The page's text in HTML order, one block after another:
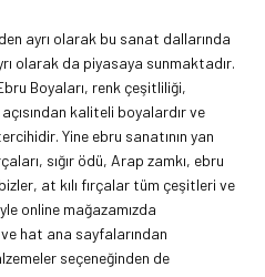
ayrı olarak bu sanat dallarında
olarak da piyasaya sunmaktadır.
Boyaları, renk çeşitliliği,
açısından kaliteli boyalardır ve
Yine ebru sanatının yan
sığır ödü, Arap zamkı, ebru
at kılı fırçalar tüm çeşitleri ve
online mağazamızda
hat ana sayfalarından
seçeneğinden de